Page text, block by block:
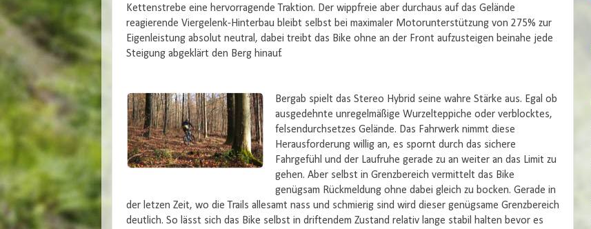
Kettenstrebe eine hervorragende Traktion. Der wippfreie aber durchaus auf das Gelände
reagierende Viergelenk-Hinterbau bleibt selbst bei maximaler Motorunterstützung von 275% zur
Eigenleistung absolut neutral, dabei treibt das Bike ohne an der Front aufzusteigen beinahe jede
Steigung abgeklärt den Berg hinauf.
Bergab spielt das Stereo Hybrid seine wahre Stärke aus. Egal ob
ausgedehnte unregelmäßige Wurzelteppiche oder verblocktes,
felsendurchsetzes Gelände. Das Fahrwerk nimmt diese
Herausforderung willig an, es spornt durch das sichere
Fahrgefühl und der Laufruhe gerade zu an weiter an das Limit zu
gehen. Aber selbst in Grenzbereich vermittelt das Bike
genügsam Rückmeldung ohne dabei gleich zu bocken. Gerade in
der letzen Zeit, wo die Trails allesamt nass und schmierig sind wird dieser genügsame Grenzbereich
deutlich. So lässt sich das Bike selbst in driftendem Zustand relativ lange stabil halten bevor es